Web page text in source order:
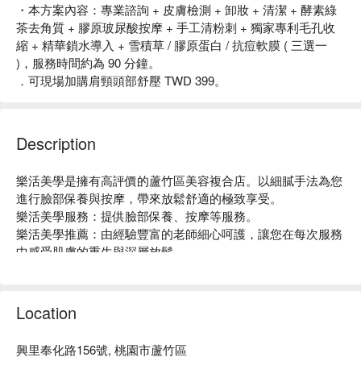
・本方案內容：專業諮詢 + 皮膚檢測 + 卸妝 + 清潔 + 酵素綠
茶去角質 + 膠原玻尿酸按摩 + 手工清粉刺 + 獨家專利毛孔收
縮 + 精華鎖水導入 + 雪積草 / 膠原蛋白 / 抗痘軟膜 ( 三選一
)，服務時間約為 90 分鐘。
．可現場加購肩頸頭部舒壓 TWD 399。
Description
樂活美學是擁有高評價的蘆竹區美容複合店。以細膩手法為您
進行臉部保養與按摩，帶來放鬆舒適的極致享受。
樂活美學服務：提供臉部保養、按摩等服務。
樂活美學推薦：由經驗豐富的老師細心呵護，讓您在每次服務
中感受肌膚的重生與深層放鬆。
Location
興里奉化路156號, 桃園市蘆竹區